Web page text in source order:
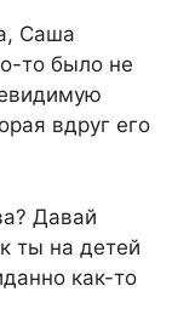
Саша
то было не
вдруг его
Давай
ты на детей
как-то